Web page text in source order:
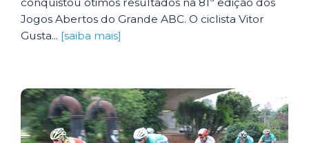
Jogos Abertos do Grande ABC. O ciclista Vitor
Gusta... [saiba mais]